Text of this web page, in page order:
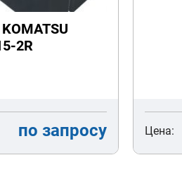
2R
по запросу Цена: